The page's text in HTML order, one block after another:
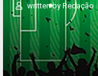
written by Redação